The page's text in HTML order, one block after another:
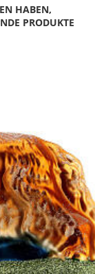
HABEN,
PRODUKTE